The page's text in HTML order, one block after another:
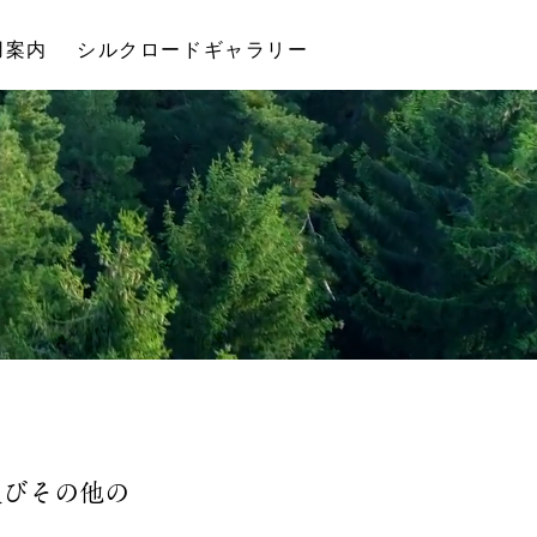
内 シルクロードギャラリー
その他の